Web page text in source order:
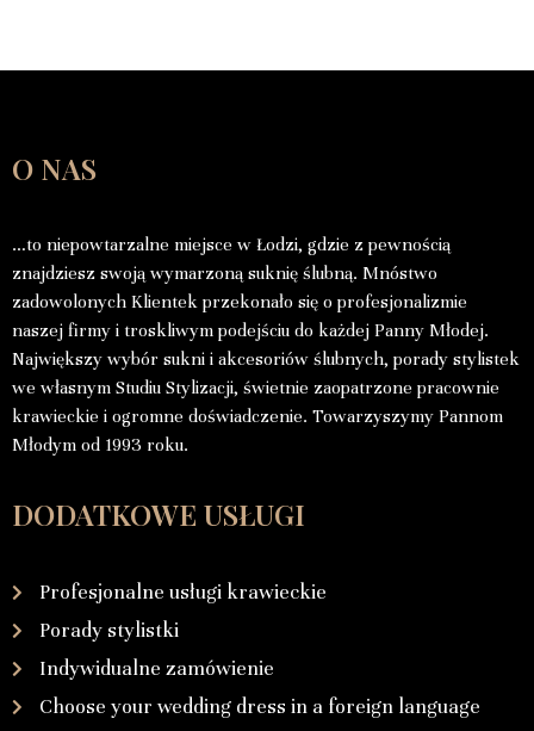
O NAS
…to niepowtarzalne miejsce w Łodzi, gdzie z pewnością
znajdziesz swoją wymarzoną suknię ślubną. Mnóstwo
zadowolonych Klientek przekonało się o profesjonalizmie
naszej firmy i troskliwym podejściu do każdej Panny Młodej.
Największy wybór sukni i akcesoriów ślubnych, porady stylistek
we własnym Studiu Stylizacji, świetnie zaopatrzone pracownie
krawieckie i ogromne doświadczenie. Towarzyszymy Pannom
Młodym od 1993 roku.
DODATKOWE USŁUGI
Profesjonalne usługi krawieckie
Porady stylistki
Indywidualne zamówienie
Choose your wedding dress in a foreign language